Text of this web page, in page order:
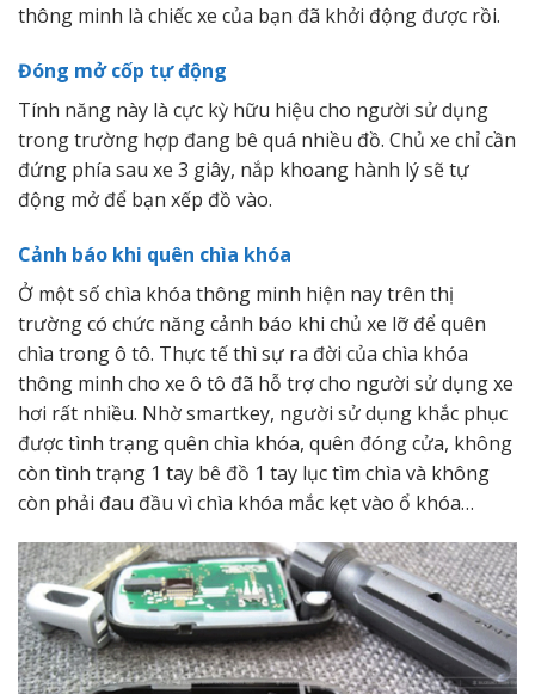
thông minh là chiếc xe của bạn đã khởi động được rồi.
Đóng mở cốp tự động
Tính năng này là cực kỳ hữu hiệu cho người sử dụng
trong trường hợp đang bê quá nhiều đồ. Chủ xe chỉ cần
đứng phía sau xe 3 giây, nắp khoang hành lý sẽ tự
động mở để bạn xếp đồ vào.
Cảnh báo khi quên chìa khóa
Ở một số chìa khóa thông minh hiện nay trên thị
trường có chức năng cảnh báo khi chủ xe lỡ để quên
chìa trong ô tô. Thực tế thì sự ra đời của chìa khóa
thông minh cho xe ô tô đã hỗ trợ cho người sử dụng xe
hơi rất nhiều. Nhờ smartkey, người sử dụng khắc phục
được tình trạng quên chìa khóa, quên đóng cửa, không
còn tình trạng 1 tay bê đồ 1 tay lục tìm chìa và không
còn phải đau đầu vì chìa khóa mắc kẹt vào ổ khóa…